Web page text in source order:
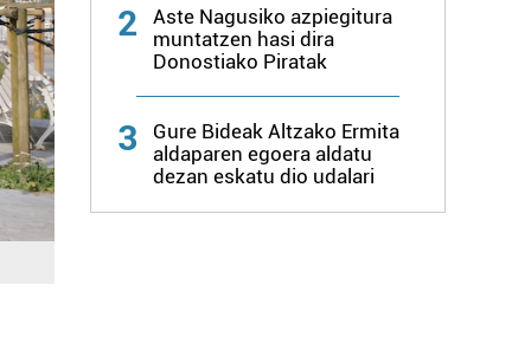
2
Aste Nagusiko azpiegitura
muntatzen hasi dira
Donostiako Piratak
3
Gure Bideak Altzako Ermita
aldaparen egoera aldatu
dezan eskatu dio udalari